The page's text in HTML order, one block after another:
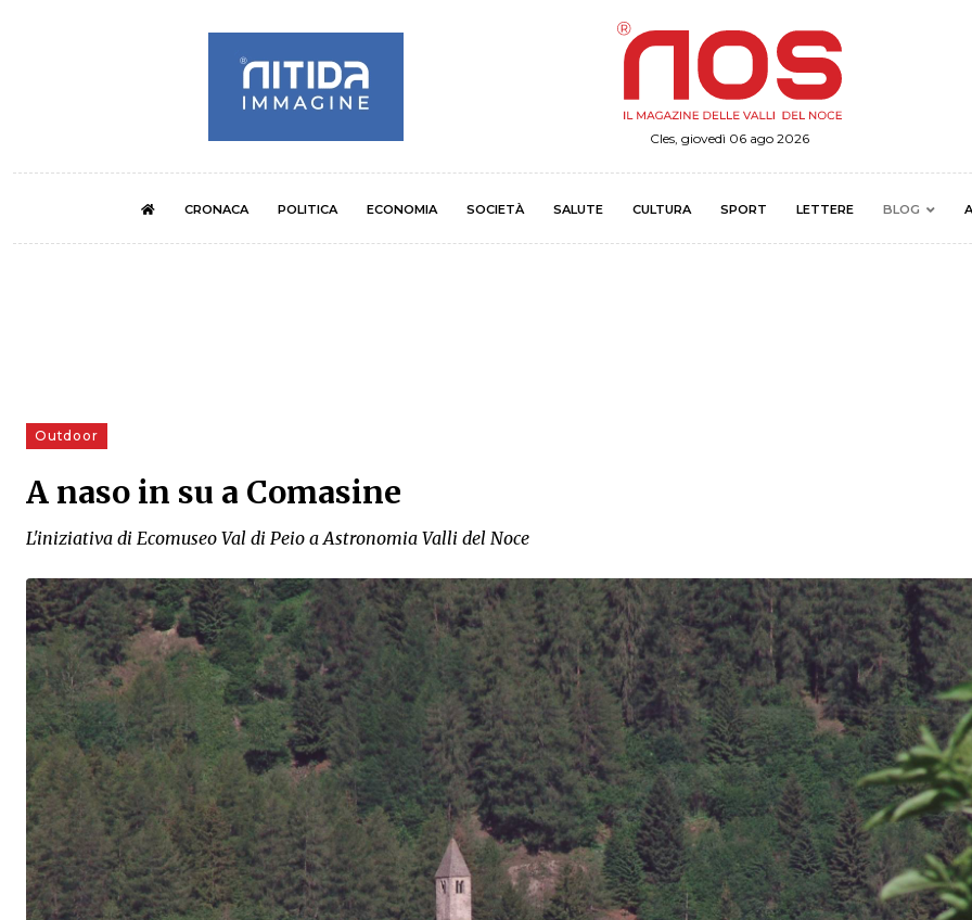
Cles, giovedì 06 ago 2026
CRONACA POLITICA ECONOMIA SOCIETÀ SALUTE CULTURA SPORT LETTERE BLOG
Outdoor
A naso in su a Comasine
L'iniziativa di Ecomuseo Val di Peio a Astronomia Valli del Noce